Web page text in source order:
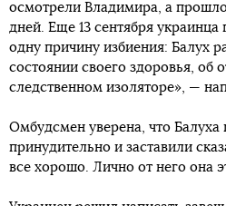
осмотрели Владимира, а
дней. Еще 13 сентября
одну причину избиения: Балух
состоянии своего здоровья, об
следственном изоляторе», —
Омбудсмен уверена, что
принудительно и заставили
все хорошо. Лично от него она